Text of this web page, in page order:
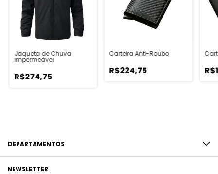
Jaqueta de Chuva
impermeável
R$274,75
Carteira Anti-Roubo
R$224,75
DEPARTAMENTOS
NEWSLETTER